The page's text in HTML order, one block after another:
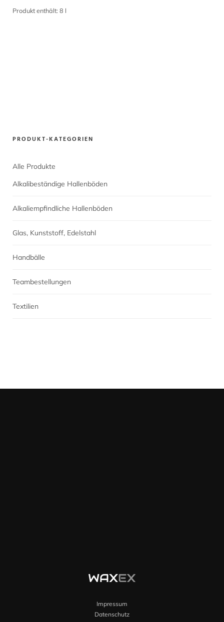
Produkt enthält: 8 l
PRODUKT-KATEGORIEN
Alle Produkte
Alkalibeständige Hallenböden
Alkaliempfindliche Hallenböden
Glas, Kunststoff, Edelstahl
Handbälle
Teambestellungen
Textilien
Impressum
Datenschutz